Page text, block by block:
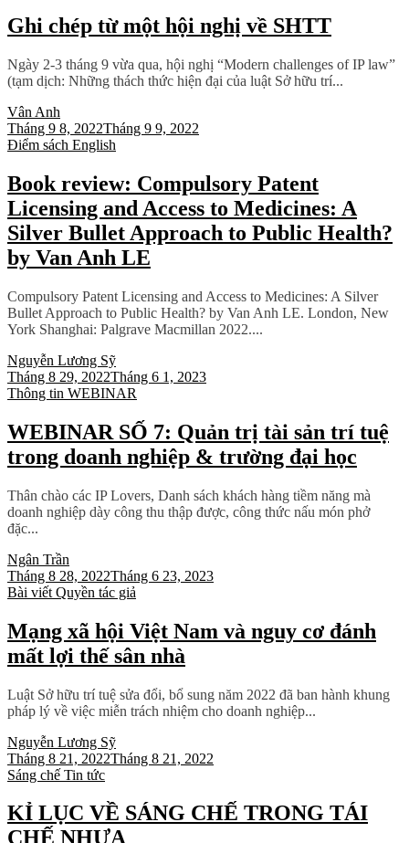
Ghi chép từ một hội nghị về SHTT
Ngày 2-3 tháng 9 vừa qua, hội nghị “Modern challenges of IP law”
(tạm dịch: Những thách thức hiện đại của luật Sở hữu trí...
Vân Anh
Tháng 9 8, 2022Tháng 9 9, 2022
Điểm sách English
Book review: Compulsory Patent
Licensing and Access to Medicines: A
Silver Bullet Approach to Public Health?
by Van Anh LE
Compulsory Patent Licensing and Access to Medicines: A Silver
Bullet Approach to Public Health? by Van Anh LE. London, New
York Shanghai: Palgrave Macmillan 2022....
Nguyễn Lương Sỹ
Tháng 8 29, 2022Tháng 6 1, 2023
Thông tin WEBINAR
WEBINAR SỐ 7: Quản trị tài sản trí tuệ
trong doanh nghiệp & trường đại học
Thân chào các IP Lovers, Danh sách khách hàng tiềm năng mà
doanh nghiệp dày công thu thập được, công thức nấu món phở
đặc...
Ngân Trần
Tháng 8 28, 2022Tháng 6 23, 2023
Bài viết Quyền tác giả
Mạng xã hội Việt Nam và nguy cơ đánh
mất lợi thế sân nhà
Luật Sở hữu trí tuệ sửa đổi, bổ sung năm 2022 đã ban hành khung
pháp lý về việc miễn trách nhiệm cho doanh nghiệp...
Nguyễn Lương Sỹ
Tháng 8 21, 2022Tháng 8 21, 2022
Sáng chế Tin tức
KỈ LỤC VỀ SÁNG CHẾ TRONG TÁI
CHẾ NHỰA